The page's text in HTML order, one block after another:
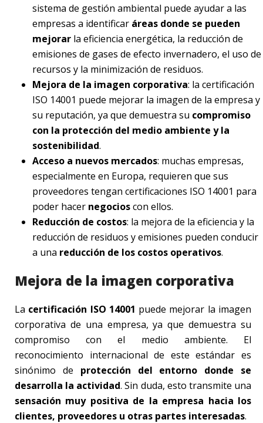
sistema de gestión ambiental puede ayudar a las
empresas a identificar áreas donde se pueden
mejorar la eficiencia energética, la reducción de
emisiones de gases de efecto invernadero, el uso de
recursos y la minimización de residuos.
Mejora de la imagen corporativa: la certificación
ISO 14001 puede mejorar la imagen de la empresa y
su reputación, ya que demuestra su compromiso
con la protección del medio ambiente y la
sostenibilidad.
Acceso a nuevos mercados: muchas empresas,
especialmente en Europa, requieren que sus
proveedores tengan certificaciones ISO 14001 para
poder hacer negocioscon ellos.
Reducción de costos: la mejora de la eficiencia y la
reducción de residuos y emisiones pueden conducir
a una reducción de los costos operativos.
Mejora de la imagen corporativa
La certificación ISO 14001 puede mejorar la imagen
corporativa de una empresa, ya que demuestra su
compromiso con el medio ambiente. El
reconocimiento internacional de este estándar es
sinónimo de protección del entorno donde se
desarrolla la actividad. Sin duda, esto transmite una
sensación muy positiva de la empresa hacia los
clientes, proveedores u otras partes interesadas.